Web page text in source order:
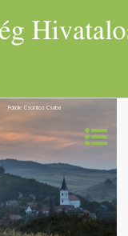
Fotók: Csontos Csaba